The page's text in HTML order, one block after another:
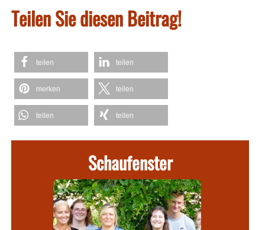
Teilen Sie diesen Beitrag!
teilen teilen
merken teilen
teilen teilen
Schaufenster